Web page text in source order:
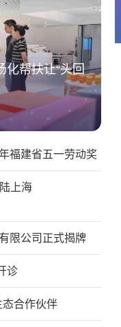
化帮扶让“头回
福建省五一劳动奖
馆登陆上海
限公司正式揭牌
诊
态合作伙伴